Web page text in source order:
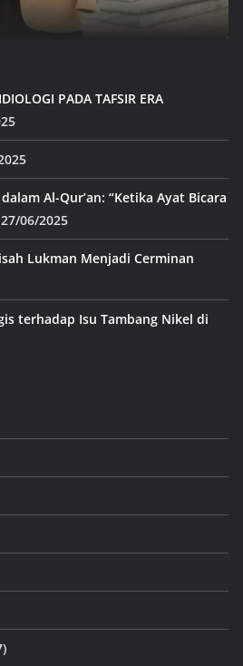
PADA TAFSIR ERA
Al-Qur’an: “Ketika Ayat Bicara
27/06/2025
Lukman Menjadi Cerminan
terhadap Isu Tambang Nikel di